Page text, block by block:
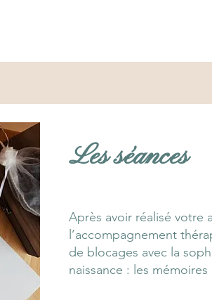
Les séances
Après avoir réalisé votre
l’accompagnement
de blocages avec la
naissance : les mémoires